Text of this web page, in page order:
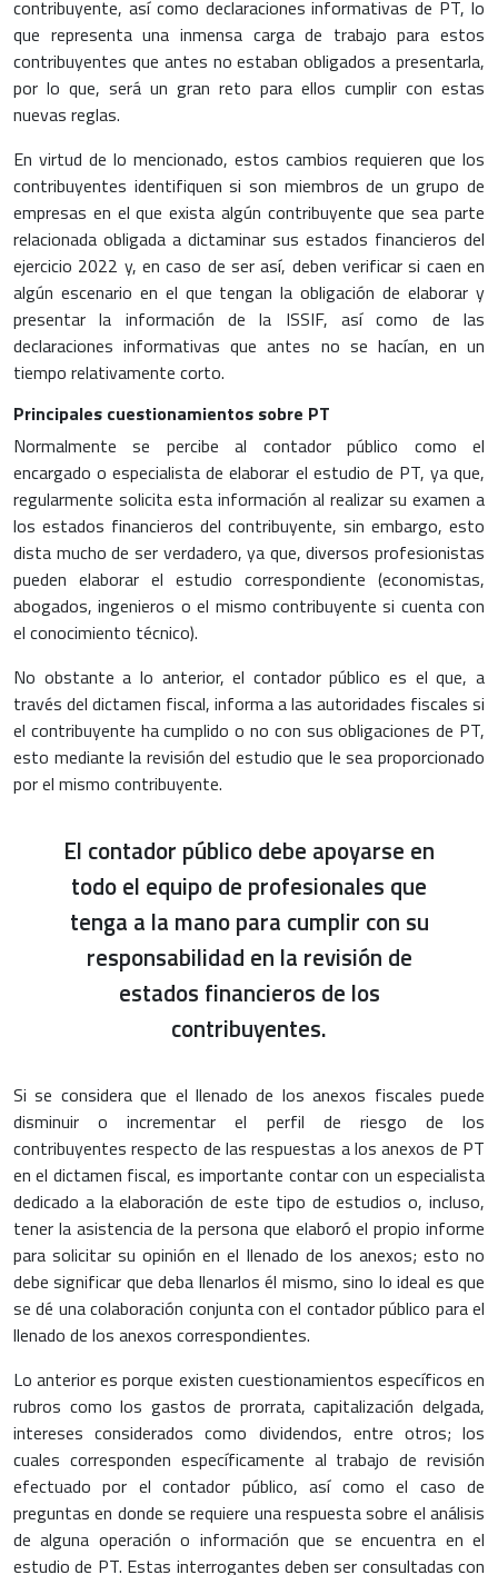
contribuyente, así como declaraciones informativas de PT, lo
que representa una inmensa carga de trabajo para estos
contribuyentes que antes no estaban obligados a presentarla,
por lo que, será un gran reto para ellos cumplir con estas
nuevas reglas.
En virtud de lo mencionado, estos cambios requieren que los
contribuyentes identifiquen si son miembros de un grupo de
empresas en el que exista algún contribuyente que sea parte
relacionada obligada a dictaminar sus estados financieros del
ejercicio 2022 y, en caso de ser así, deben verificar si caen en
algún escenario en el que tengan la obligación de elaborar y
presentar la información de la ISSIF, así como de las
declaraciones informativas que antes no se hacían, en un
tiempo relativamente corto.
Principales cuestionamientos sobre PT
Normalmente se percibe al contador público como el
encargado o especialista de elaborar el estudio de PT, ya que,
regularmente solicita esta información al realizar su examen a
los estados financieros del contribuyente, sin embargo, esto
dista mucho de ser verdadero, ya que, diversos profesionistas
pueden elaborar el estudio correspondiente (economistas,
abogados, ingenieros o el mismo contribuyente si cuenta con
el conocimiento técnico).
No obstante a lo anterior, el contador público es el que, a
través del dictamen fiscal, informa a las autoridades fiscales si
el contribuyente ha cumplido o no con sus obligaciones de PT,
esto mediante la revisión del estudio que le sea proporcionado
por el mismo contribuyente.
El contador público debe apoyarse en
todo el equipo de profesionales que
tenga a la mano para cumplir con su
responsabilidad en la revisión de
estados financieros de los
contribuyentes.
Si se considera que el llenado de los anexos fiscales puede
disminuir o incrementar el perfil de riesgo de los
contribuyentes respecto de las respuestas a los anexos de PT
en el dictamen fiscal, es importante contar con un especialista
dedicado a la elaboración de este tipo de estudios o, incluso,
tener la asistencia de la persona que elaboró el propio informe
para solicitar su opinión en el llenado de los anexos; esto no
debe significar que deba llenarlos él mismo, sino lo ideal es que
se dé una colaboración conjunta con el contador público para el
llenado de los anexos correspondientes.
Lo anterior es porque existen cuestionamientos específicos en
rubros como los gastos de prorrata, capitalización delgada,
intereses considerados como dividendos, entre otros; los
cuales corresponden específicamente al trabajo de revisión
efectuado por el contador público, así como el caso de
preguntas en donde se requiere una respuesta sobre el análisis
de alguna operación o información que se encuentra en el
estudio de PT. Estas interrogantes deben ser consultadas con